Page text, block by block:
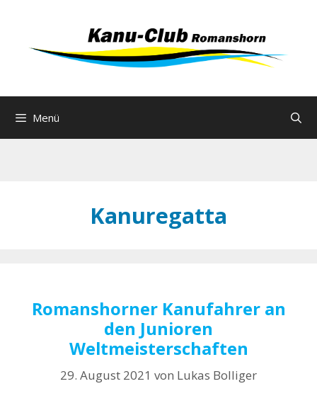
springen
Menü
Kanuregatta
Romanshorner Kanufahrer an
den Junioren
Weltmeisterschaften
29. August 2021 von Lukas Bolliger